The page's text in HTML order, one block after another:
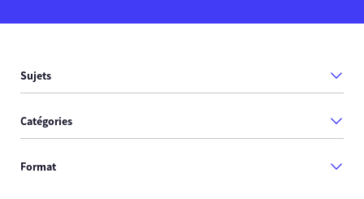
Sujets
Catégories
Format